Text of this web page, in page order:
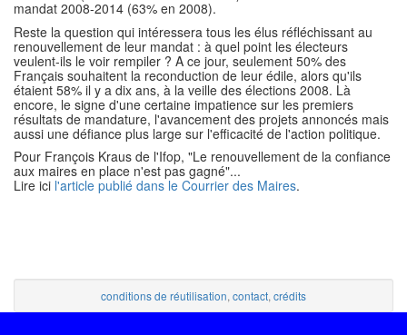
mandat 2008-2014 (63% en 2008).
Reste la question qui intéressera tous les élus réfléchissant au
renouvellement de leur mandat : à quel point les électeurs
veulent-ils le voir rempiler ? A ce jour, seulement 50% des
Français souhaitent la reconduction de leur édile, alors qu'ils
étaient 58% il y a dix ans, à la veille des élections 2008. Là
encore, le signe d'une certaine impatience sur les premiers
résultats de mandature, l'avancement des projets annoncés mais
aussi une défiance plus large sur l'efficacité de l'action politique.
Pour François Kraus de l'Ifop, "Le renouvellement de la confiance
aux maires en place n'est pas gagné"...
Lire ici l'article publié dans le Courrier des Maires.
conditions de réutilisation, contact, crédits